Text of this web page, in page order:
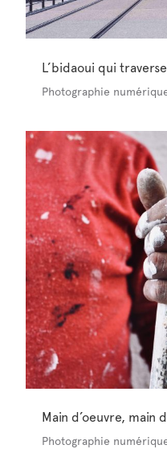
L’bidaoui qui
Photographie
Main d’oeuvre, main
Photographie